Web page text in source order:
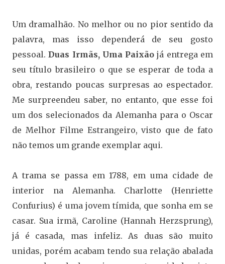
Um dramalhão. No melhor ou no pior sentido da
palavra, mas isso dependerá de seu gosto
pessoal.Duas Irmãs, Uma Paixão já entrega em
seu título brasileiro o que se esperar de toda a
obra, restando poucas surpresas ao espectador.
Me surpreendeu saber, no entanto, que esse foi
um dos selecionados da Alemanha para o Oscar
de Melhor Filme Estrangeiro, visto que de fato
não temos um grande exemplar aqui.
A trama se passa em 1788, em uma cidade de
interior na Alemanha. Charlotte (Henriette
Confurius) é uma jovem tímida, que sonha em se
casar. Sua irmã, Caroline (Hannah Herzsprung),
já é casada, mas infeliz. As duas são muito
unidas, porém acabam tendo sua relação abalada